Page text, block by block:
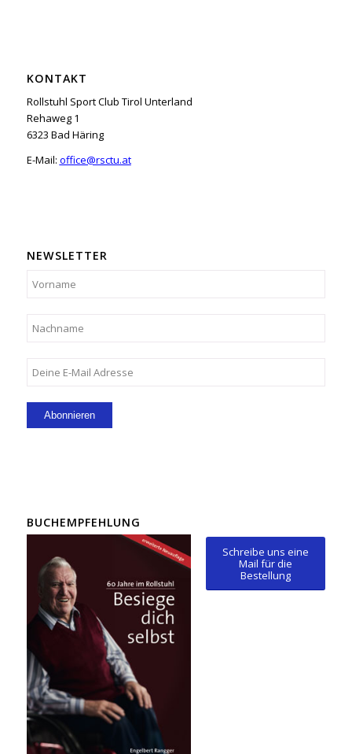
KONTAKT
Rollstuhl Sport Club Tirol Unterland
Rehaweg 1
6323 Bad Häring
E-Mail: office@rsctu.at
NEWSLETTER
BUCHEMPFEHLUNG
Schreibe uns eine
Mail für die
Bestellung